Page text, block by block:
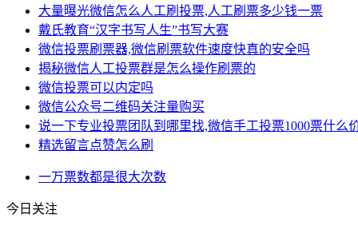
大量曝光微信怎么人工刷投票,人工刷票多少钱一票
戴氏教育“汉字书写人生”书写大赛
微信投票刷票器,微信刷票软件速度快真的安全吗
揭秘微信人工投票群是怎么操作刷票的
微信投票可以内定吗
微信公众号二维码关注量购买
说一下专业投票团队到哪里找,微信手工投票1000票什么
精选留言点赞怎么刷
一万票数都是很大次数
今日关注